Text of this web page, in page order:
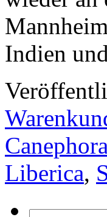
Indien
Canephora
Liberica,